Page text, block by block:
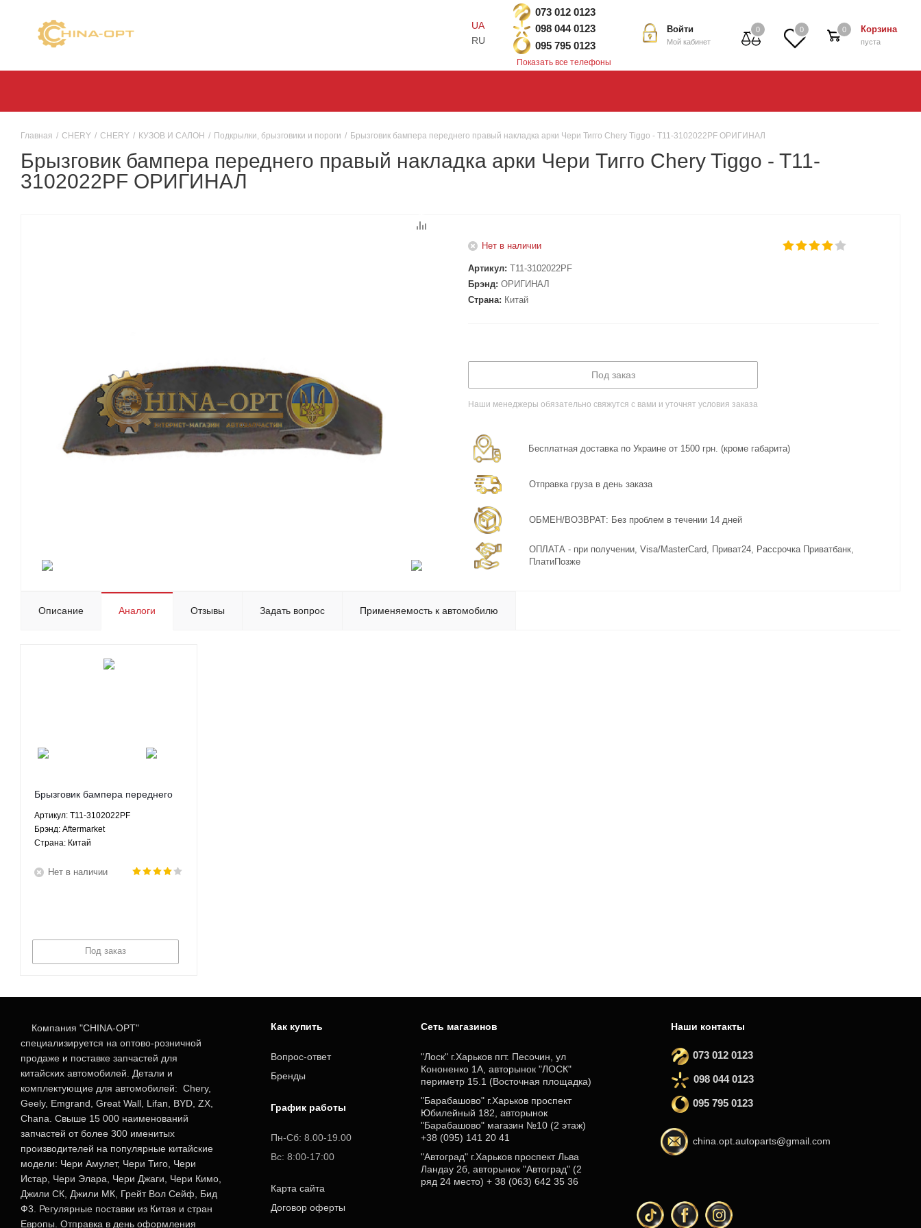
UA
RU
0 0 Корзина
пуста
0
Войти
Мой кабинет
073 012 0123
098 044 0123
095 795 0123
Показать все телефоны
Главная / CHERY / CHERY / КУЗОВ И САЛОН / Подкрылки, брызговики и пороги / Брызговик бампера переднего правый накладка арки Чери Тигго Chery Tiggo - T11-3102022PF ОРИГИНАЛ
Брызговик бампера переднего правый накладка арки Чери Тигго Chery Tiggo - T11-
3102022PF ОРИГИНАЛ
Нет в наличии
Артикул: T11-3102022PF
Брэнд: ОРИГИНАЛ
Страна: Китай
Под заказ
Наши менеджеры обязательно свяжутся с вами и уточнят условия заказа
Бесплатная доставка по Украине от 1500 грн. (кроме габарита)
Отправка груза в день заказа
ОБМЕН/ВОЗВРАТ: Без проблем в течении 14 дней
ОПЛАТА - при получении, Visa/MasterCard, Приват24, Рассрочка Приватбанк,
ПлатиПозже
Описание Аналоги Отзывы Задать вопрос Применяемость к автомобилю
Брызговик бампера переднего
Тигго Chery Tiggo - T11-
3102022PF Aftermarket
Артикул: T11-3102022PF
Брэнд: Aftermarket
Страна: Китай
Нет в наличии
Под заказ
Компания "CHINA-OPT"
специализируется на оптово-розничной
продаже и поставке запчастей для
китайских автомобилей. Детали и
комплектующие для автомобилей: Chery,
Geely, Emgrand, Great Wall, Lifan, BYD, ZX,
Chana. Свыше 15 000 наименований
запчастей от более 300 именитых
производителей на популярные китайские
модели: Чери Амулет, Чери Тиго, Чери
Истар, Чери Элара, Чери Джаги, Чери Кимо,
Джили СК, Джили МК, Грейт Вол Сейф, Бид
Ф3. Регулярные поставки из Китая и стран
Европы. Отправка в день оформления
Как купить
Вопрос-ответ
Бренды
График работы
Пн-Сб: 8.00-19.00
Вс: 8:00-17:00
Карта сайта
Договор оферты
Cеть магазинов
"Лоск" г.Харьков пгт. Песочин, ул
Кононенко 1А, авторынок "ЛОСК"
периметр 15.1 (Восточная площадка)
"Барабашово" г.Харьков проспект
Юбилейный 182, авторынок
"Барабашово" магазин №10 (2 этаж)
+38 (095) 141 20 41
"Автоград" г.Харьков проспект Льва
Ландау 2б, авторынок "Автоград" (2
ряд 24 место) + 38 (063) 642 35 36
Наши контакты
073 012 0123
098 044 0123
095 795 0123
china.opt.autoparts@gmail.com